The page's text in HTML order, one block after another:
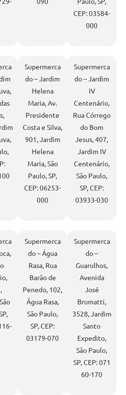
CEP: 03584-
000
Supermerca
do – Jardim
Helena
Maria, Av.
Presidente
Costa e Silva,
901, Jardim
Helena
Maria, São
Paulo, SP,
CEP: 06253-
000
Supermerca
do – Jardim
IV
Centenário,
Rua Córrego
do Bom
Jesus, 407,
Jardim IV
Centenário,
São Paulo,
SP, CEP:
03933-030
Supermerca
do – Água
Rasa, Rua
Barão de
Penedo, 102,
Água Rasa,
São Paulo,
SP, CEP:
03179-070
Supermerca
do –
Guarulhos,
Avenida
José
Brumatti,
3528, Jardim
Santo
Expedito,
São Paulo,
SP, CEP: 071
60-170